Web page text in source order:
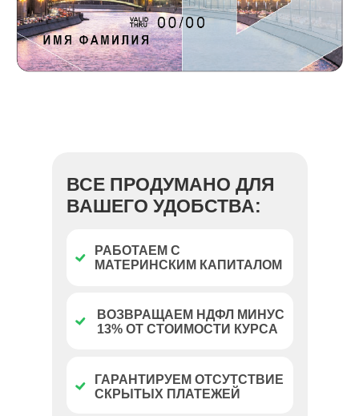
ВОЗВРАЩАЕМ НДФЛ МИНУС
13% ОТ СТОИМОСТИ КУРСА
ГАРАНТИРУЕМ ОТСУТСТВИЕ
СКРЫТЫХ ПЛАТЕЖЕЙ
РАБОТАЕМ С
МАТЕРИНСКИМ КАПИТАЛОМ
ВСЕ ПРОДУМАНО ДЛЯ
ВАШЕГО УДОБСТВА: